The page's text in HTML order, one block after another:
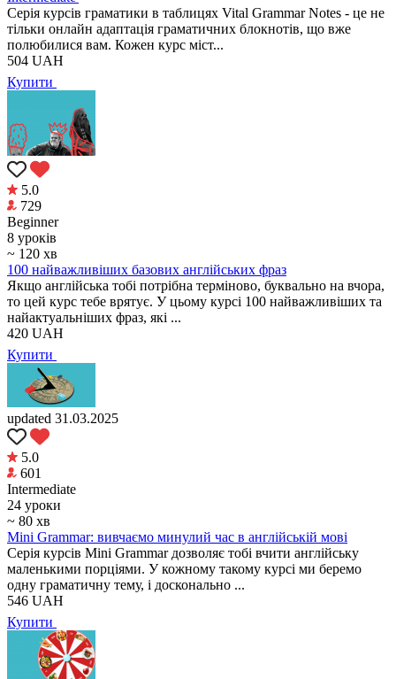
Серія курсів граматики в таблицях Vital Grammar Notes - це не
тільки онлайн адаптація граматичних блокнотів, що вже
полюбилися вам. Кожен курс міст...
504 UAH
Купити
5.0
729
Beginner
8 уроків
~ 120 хв
100 найважливіших базових англійських фраз
Якщо англійська тобі потрібна терміново, буквально на вчора,
то цей курс тебе врятує. У цьому курсі 100 найважливіших та
найактуальніших фраз, які ...
420 UAH
Купити
updated 31.03.2025
5.0
601
Intermediate
24 уроки
~ 80 хв
Mini Grammar: вивчаємо минулий час в англійській мові
Серія курсів Mini Grammar дозволяє тобі вчити англійську
маленькими порціями. У кожному такому курсі ми беремо
одну граматичну тему, і досконально ...
546 UAH
Купити